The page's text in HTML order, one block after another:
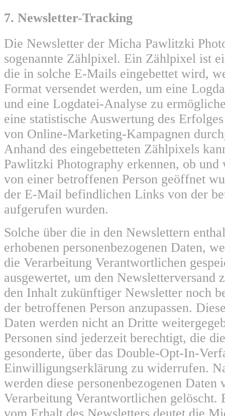
7. Newsletter-Tracking
Die Newsletter der Micha Pawlitzki
sogenannte Zählpixel. Ein Zählpixel ist
die in solche E-Mails eingebettet wird,
Format versendet werden, um eine
und eine Logdatei-Analyse zu
eine statistische Auswertung des
von Online-Marketing-Kampagnen
Anhand des eingebetteten Zählpixels
Pawlitzki Photography erkennen, ob
von einer betroffenen Person geöffnet
der E-Mail befindlichen Links von der
aufgerufen wurden.
Solche über die in den Newslettern
erhobenen personenbezogenen Daten,
die Verarbeitung Verantwortlichen
ausgewertet, um den Newsletterversand
den Inhalt zukünftiger Newsletter noch
der betroffenen Person anzupassen.
Daten werden nicht an Dritte
Personen sind jederzeit berechtigt, die
gesonderte, über das Double-Opt-In-
Einwilligungserklärung zu widerrufen.
werden diese personenbezogenen Daten
Verarbeitung Verantwortlichen gelöscht.